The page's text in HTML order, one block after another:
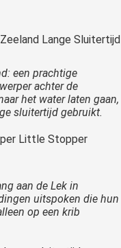
een prachtige
achter de
het water laten gaan,
sluitertijd gebruikt.
aan de Lek in
uitspoken die hun
op een krib